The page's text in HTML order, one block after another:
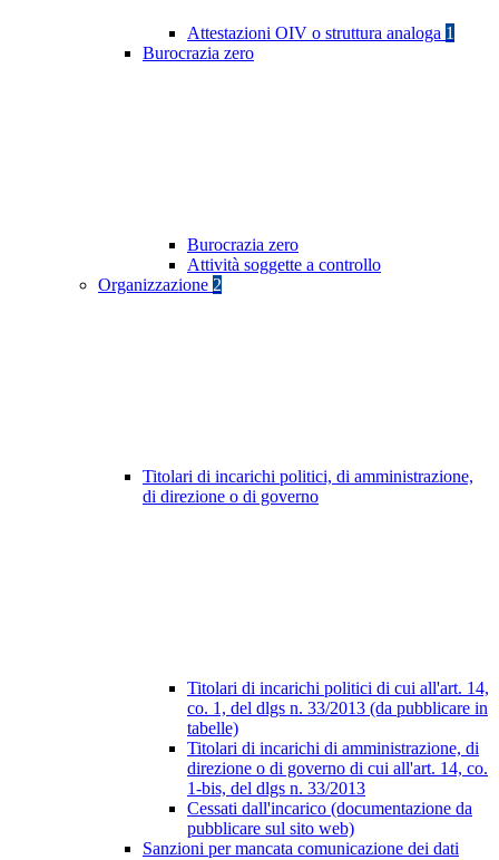
Attestazioni OIV o struttura analoga 1
Burocrazia zero
Burocrazia zero
Attività soggette a controllo
Organizzazione 2
Titolari di incarichi politici, di amministrazione,
di direzione o di governo
Titolari di incarichi politici di cui all'art. 14,
co. 1, del dlgs n. 33/2013 (da pubblicare in
tabelle)
Titolari di incarichi di amministrazione, di
direzione o di governo di cui all'art. 14, co.
1-bis, del dlgs n. 33/2013
Cessati dall'incarico (documentazione da
pubblicare sul sito web)
Sanzioni per mancata comunicazione dei dati